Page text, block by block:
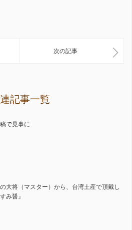
次の記事
記事一覧
で見事に
大将（マスター）から、台湾土産で頂戴し
み醤』